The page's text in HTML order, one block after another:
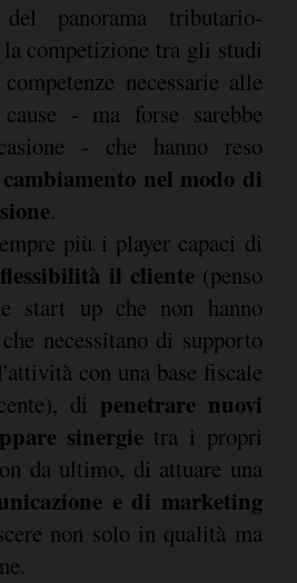
panorama tributario-
competizione tra gli studi
necessarie alle
- ma forse sarebbe
- che hanno reso
nel modo di
.
più i player capaci di
il cliente (penso
start up che non hanno
necessitano di supporto
con una base fiscale
di penetrare nuovi
sinergie tra i propri
da ultimo, di attuare una
e di marketing
non solo in qualità ma